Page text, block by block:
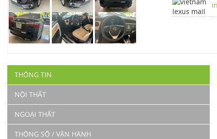
THÔNG TIN
NỘI THẤT
NGOẠI THẤT
THÔNG SỐ / VẬN HÀNH